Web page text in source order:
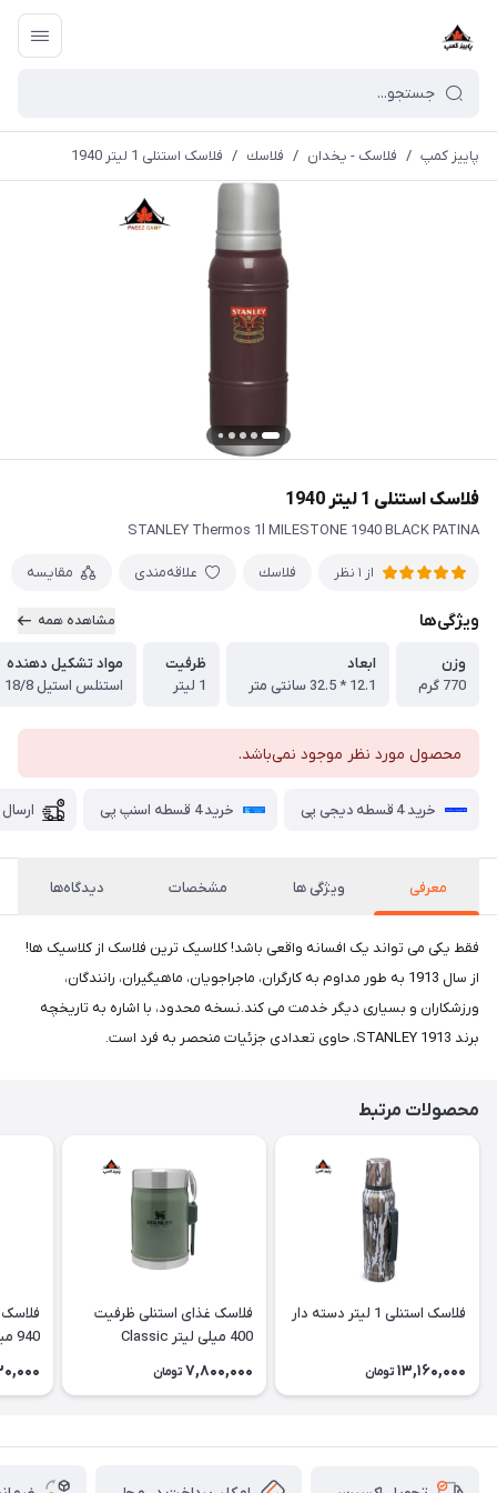
پاییز کمپ / فلاسک - یخدان / فلاسك / فلاسک استنلی 1 لیتر 1940
فلاسک استنلی 1 لیتر 1940
STANLEY Thermos 1l MILESTONE 1940 BLACK PATINA
از 1 نظر فلاسك علاقه‌مندی مقایسه
ویژگی‌ها مشاهده همه
وزن
770 گرم
ابعاد
12.1 * 32.5 سانتی متر
ظرفیت
1 لیتر
مواد تشکیل دهنده
استنلس استیل 18/8
محصول مورد نظر موجود نمی‌باشد.
خرید 4 قسطه دیجی پی خرید 4 قسطه اسنپ پی
معرفی ویژگی ها مشخصات دیدگاه‌ها
فقط یکی می تواند یک افسانه واقعی باشد! کلاسیک ترین فلاسک از کلاسیک ها!
از سال 1913 به طور مداوم به کارگران، ماجراجویان، ماهیگیران، رانندگان،
ورزشکاران و بسیاری دیگر خدمت می کند.نسخه محدود، با اشاره به تاریخچه
برند STANLEY 1913، حاوی تعدادی جزئیات منحصر به فرد است.
محصولات مرتبط
فلاسک استنلی 1 لیتر دسته دار
13,160,000 تومان
فلاسک غذای استنلی ظرفیت
400 میلی لیتر Classic
7,800,000 تومان
940 میلی لیتر Classic